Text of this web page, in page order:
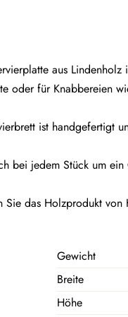
aus
oder für Knabbereien
ist handgefertigt
bei jedem Stück um
Sie das Holzprodukt
Gewicht
Breite
Höhe